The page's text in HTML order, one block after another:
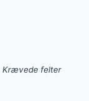
Krævede felter